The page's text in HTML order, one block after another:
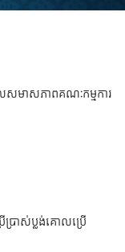
សមាសភាពគណៈកម្មការ
ប្រាស់ប្លង់គោលប្រើ